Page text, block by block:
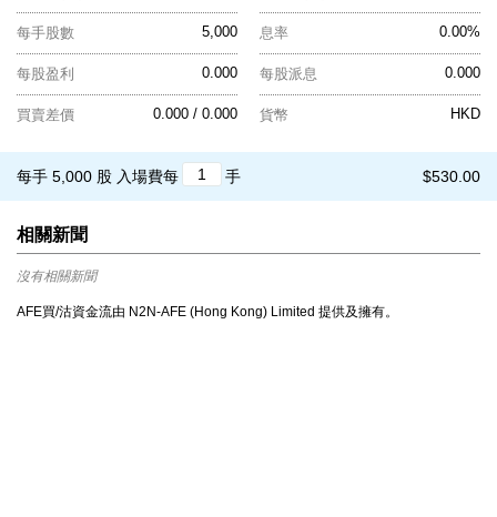
5,000
每手股數 0.00%
息率
0.000
每股盈利 0.000
每股派息
0.000 / 0.000
買賣差價 HKD
貨幣
$530.00
每手 5,000 股 入場費每 手
相關新聞
沒有相關新聞
AFE買/沽資金流由 N2N-AFE (Hong Kong) Limited 提供及擁有。